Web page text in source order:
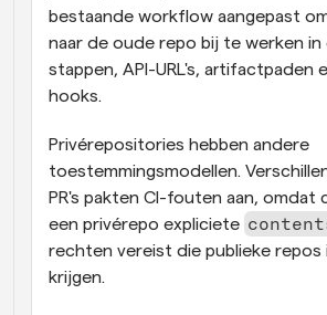
bestaande workflow aangepast
naar de oude repo bij te werken
stappen, API-URL's, artifactpaden
hooks.
Privérepositories hebben andere
toestemmingsmodellen.
PR's pakten CI-fouten aan, omdat
een privérepo expliciete
rechten vereist die publieke repos
krijgen.